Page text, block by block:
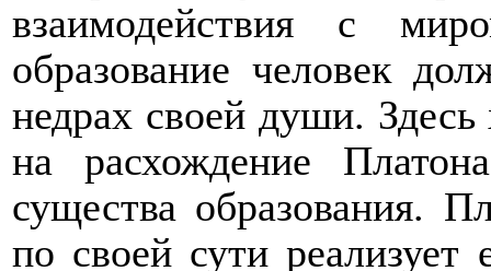
взаимодействия с
образование человек
недрах своей души.
на расхождение
существа образования.
по своей сути реализует